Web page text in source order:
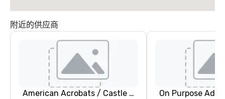
附近的供应商
American Acrobats / Castle Productions On Purpose